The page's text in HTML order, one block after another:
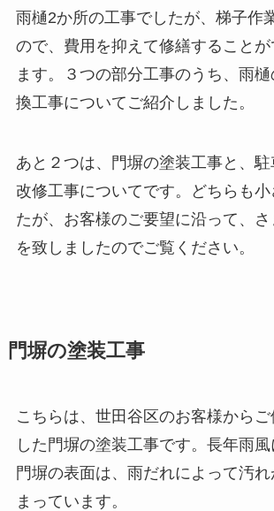
雨樋2か所の工事でしたが、梯子作
ので、費用を抑えて修繕すること
ます。３つの部分工事のうち、雨
換工事についてご紹介しました。
あと２つは、門塀の塗装工事と、
改修工事についてです。どちらも小
たが、お客様のご要望に沿って、
を致しましたのでご覧ください。
門塀の塗装工事
こちらは、世田谷区のお客様からご
した門塀の塗装工事です。長年雨
門塀の表面は、雨だれによって汚
まっています。